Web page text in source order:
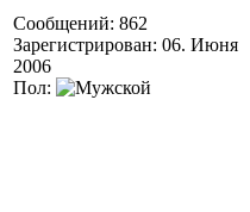
Сообщений: 862
Зарегистрирован: 06. Июня
2006
Пол: